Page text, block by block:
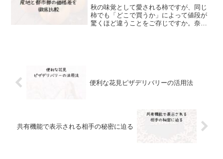
秋の味覚として愛される柿ですが、同じ
柿でも「どこで買うか」によって値段が
驚くほど違うことをご存じですか。奈良
便利な花見ピザデリバリーの活用法
共有機能で表示される相手の秘密に迫る